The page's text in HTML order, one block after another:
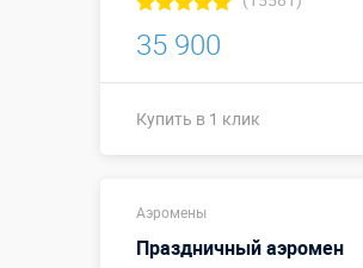
35 900
Купить в 1 клик
Аэромены
Праздничный аэромен